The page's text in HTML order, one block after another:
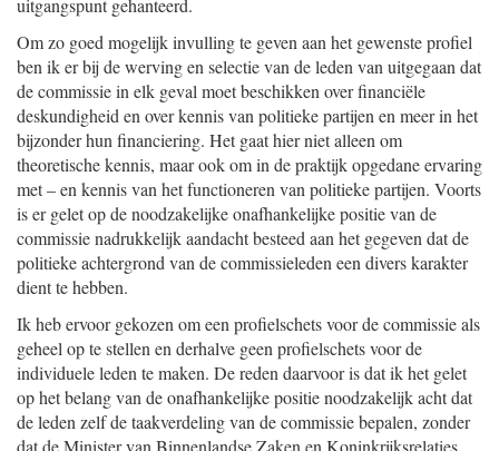
uitgangspunt gehanteerd.
Om zo goed mogelijk invulling te geven aan het gewenste profiel
ben ik er bij de werving en selectie van de leden van uitgegaan dat
de commissie in elk geval moet beschikken over financiële
deskundigheid en over kennis van politieke partijen en meer in het
bijzonder hun financiering. Het gaat hier niet alleen om
theoretische kennis, maar ook om in de praktijk opgedane ervaring
met – en kennis van het functioneren van politieke partijen. Voorts
is er gelet op de noodzakelijke onafhankelijke positie van de
commissie nadrukkelijk aandacht besteed aan het gegeven dat de
politieke achtergrond van de commissieleden een divers karakter
dient te hebben.
Ik heb ervoor gekozen om een profielschets voor de commissie als
geheel op te stellen en derhalve geen profielschets voor de
individuele leden te maken. De reden daarvoor is dat ik het gelet
op het belang van de onafhankelijke positie noodzakelijk acht dat
de leden zelf de taakverdeling van de commissie bepalen, zonder
dat de Minister van Binnenlandse Zaken en Koninkrijksrelaties